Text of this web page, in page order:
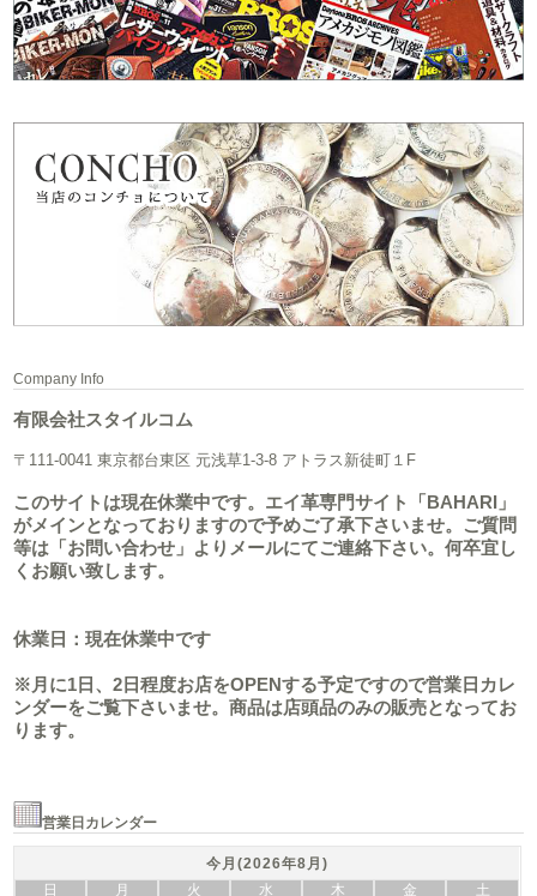
Company Info
有限会社スタイルコム
〒111-0041 東京都台東区 元浅草1-3-8 アトラス新徒町１F
このサイトは現在休業中です。エイ革専門サイト「BAHARI」
がメインとなっておりますので予めご了承下さいませ。ご質問
等は「お問い合わせ」よりメールにてご連絡下さい。何卒宜し
くお願い致します。
休業日：現在休業中です
※月に1日、2日程度お店をOPENする予定ですので営業日カレ
ンダーをご覧下さいませ。商品は店頭品のみの販売となってお
ります。
営業日カレンダー
今月(2026年8月)
日
月 火 水 木 金
土